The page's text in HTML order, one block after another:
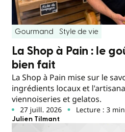
Gourmand Style de vie
La Shop à Pain : le
bien fait
La Shop à Pain mise sur le
ingrédients locaux et
viennoiseries et gelatos.
27 juill. 2026 Lecture : 3
Julien Tilmant